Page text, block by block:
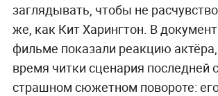
заглядывать, чтобы не
же, как Кит Харингтон. В
фильме показали реакцию
время читки сценария последней
страшном сюжетном повороте: